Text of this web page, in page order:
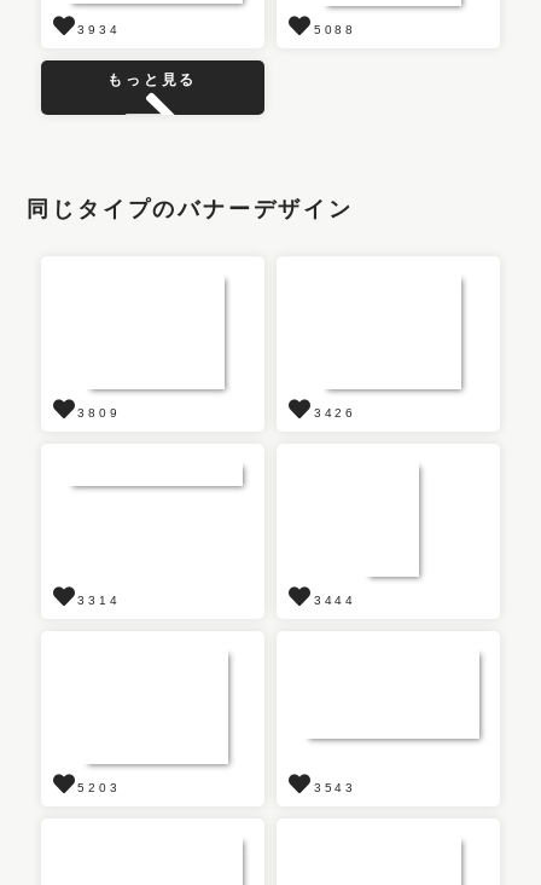
3934 5088
もっと見る
同じタイプのバナーデザイン
3809 3426
3314 3444
5203 3543